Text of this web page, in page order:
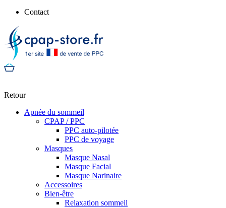
Contact
Retour
Apnée du sommeil
CPAP / PPC
PPC auto-pilotée
PPC de voyage
Masques
Masque Nasal
Masque Facial
Masque Narinaire
Accessoires
Bien-être
Relaxation sommeil